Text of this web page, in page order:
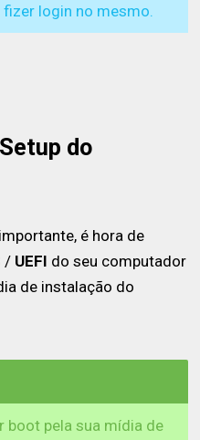
login no mesmo.
do
é hora de
/ UEFI do seu computador
de instalação do
boot pela sua mídia de